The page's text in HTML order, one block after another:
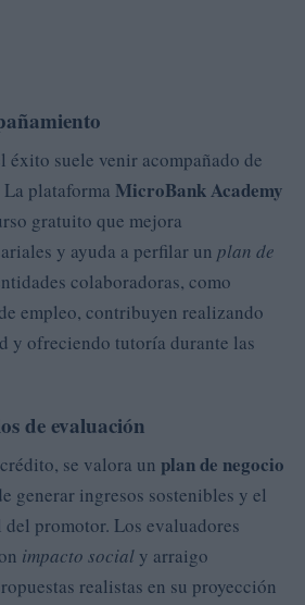
éxito suele venir acompañado de
plataforma MicroBank Academy
gratuito que mejora
y ayuda a perfilar un plan de
colaboradoras, como
empleo, contribuyen realizando
y ofreciendo tutoría durante las
de evaluación
se valora un plan de negocio
generar ingresos sostenibles y el
promotor. Los evaluadores
impacto social y arraigo
realistas en su proyección